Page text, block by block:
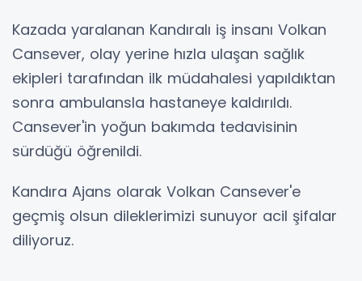
Kazada yaralanan Kandıralı iş insanı Volkan
Cansever, olay yerine hızla ulaşan sağlık
ekipleri tarafından ilk müdahalesi yapıldıktan
sonra ambulansla hastaneye kaldırıldı.
Cansever'in yoğun bakımda tedavisinin
sürdüğü öğrenildi.
Kandıra Ajans olarak Volkan Cansever'e
geçmiş olsun dileklerimizi sunuyor acil şifalar
diliyoruz.